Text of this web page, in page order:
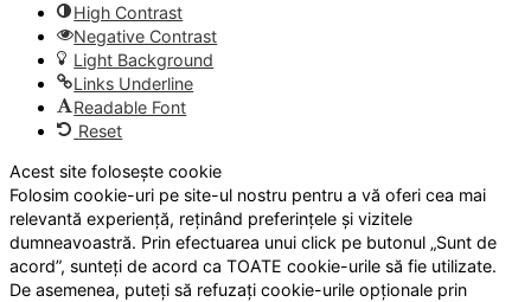
High Contrast
Negative Contrast
Light Background
Links Underline
Readable Font
Reset
Acest site folosește cookie
Folosim cookie-uri pe site-ul nostru pentru a vă oferi cea mai
relevantă experiență, reținând preferințele și vizitele
dumneavoastră. Prin efectuarea unui click pe butonul „Sunt de
acord”, sunteți de acord ca TOATE cookie-urile să fie utilizate.
De asemenea, puteți să refuzați cookie-urile opționale prin